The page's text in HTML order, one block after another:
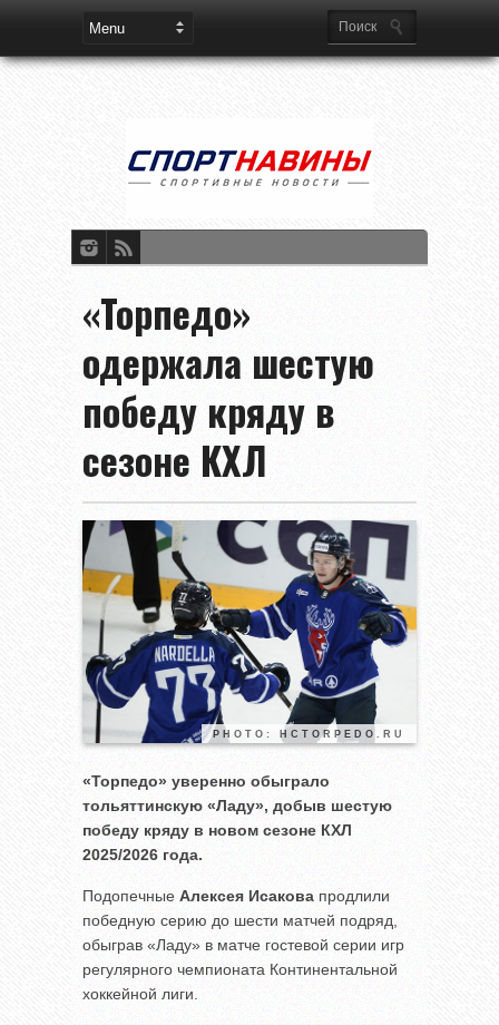
«Торпедо»
одержала шестую
победу кряду в
сезоне КХЛ
PHOTO: HCTORPEDO.RU
«Торпедо» уверенно обыграло
тольяттинскую «Ладу», добыв шестую
победу кряду в новом сезоне КХЛ
2025/2026 года.
Подопечные Алексея Исакова продлили
победную серию до шести матчей подряд,
обыграв «Ладу» в матче гостевой серии игр
регулярного чемпионата Континентальной
хоккейной лиги.